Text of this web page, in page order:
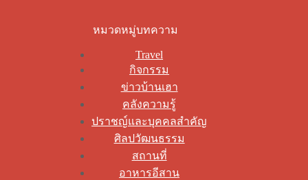
หมวดหมู่บทความ
Travel
กิจกรรม
ข่าวบ้านเฮา
คลังความรู้
ปราชญ์และบุคคลสำคัญ
ศิลปวัฒนธรรม
สถานที่
อาหารอีสาน